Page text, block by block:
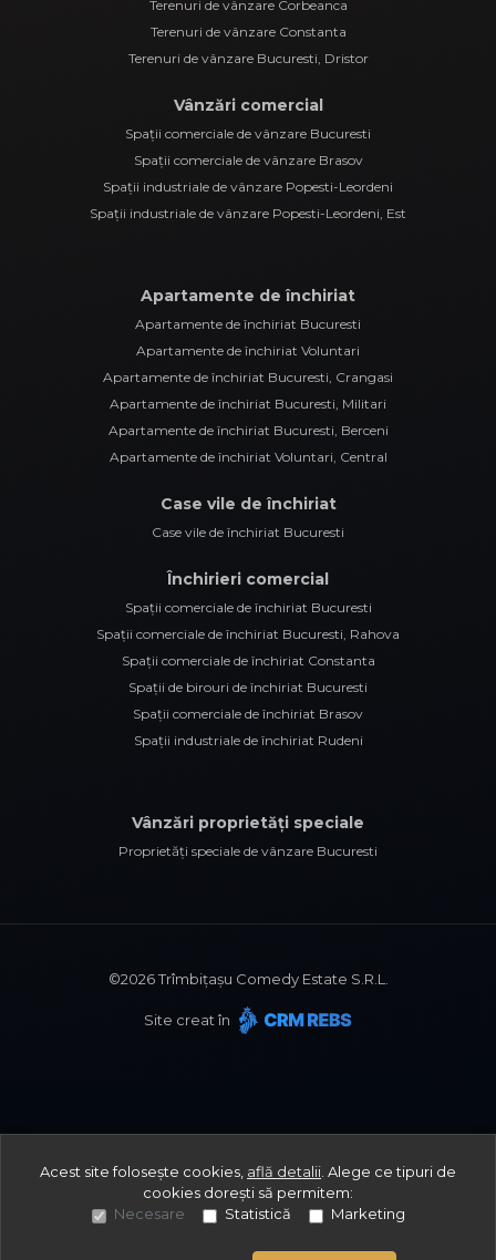
Terenuri de vânzare Corbeanca
Terenuri de vânzare Constanta
Terenuri de vânzare Bucuresti, Dristor
Vânzări comercial
Spații comerciale de vânzare Bucuresti
Spații comerciale de vânzare Brasov
Spații industriale de vânzare Popesti-Leordeni
Spații industriale de vânzare Popesti-Leordeni, Est
Apartamente de închiriat
Apartamente de închiriat Bucuresti
Apartamente de închiriat Voluntari
Apartamente de închiriat Bucuresti, Crangasi
Apartamente de închiriat Bucuresti, Militari
Apartamente de închiriat Bucuresti, Berceni
Apartamente de închiriat Voluntari, Central
Case vile de închiriat
Case vile de închiriat Bucuresti
Închirieri comercial
Spații comerciale de închiriat Bucuresti
Spații comerciale de închiriat Bucuresti, Rahova
Spații comerciale de închiriat Constanta
Spații de birouri de închiriat Bucuresti
Spații comerciale de închiriat Brasov
Spații industriale de închiriat Rudeni
Vânzări proprietăți speciale
Proprietăți speciale de vânzare Bucuresti
©2026Trîmbițașu Comedy Estate S.R.L.
Site creat în
Acest site folosește cookies, află detalii Alege ce tipuri de
cookies dorești să permitem:
Necesare
Statistică Marketing